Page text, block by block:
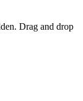
Drag and drop